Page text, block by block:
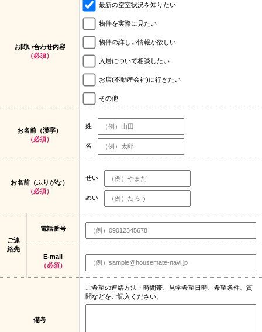
お問い合わせ内容
（必須）
最新の空室状況を知りたい
物件を実際に見たい
物件の詳しい情報が欲しい
入居について相談したい
お店(不動産会社)に行きたい
その他
お名前（漢字）
（必須）
姓
名
お名前（ふりがな）
（必須）
せい
めい
ご連
絡先
電話番号
E-mail
（必須）
備考
ご希望の連絡方法・時間帯、見学希望日時、希望条件、質
問などをご記入ください。